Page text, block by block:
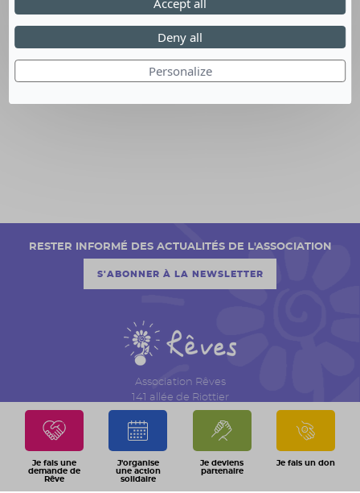
Je fais une
demande de
Rêve
J'organise
une action
solidaire
Je deviens
partenaire
Je fais un don
Association Rêves
141 allée de Riottier
CS 7007 – Limas
69651 Villefranche sur Saône Cedex
04 74 06 30 00
RESTER INFORMÉ DES ACTUALITÉS DE L'ASSOCIATION
S'ABONNER À LA NEWSLETTER
Personalize
Deny all
Accept all